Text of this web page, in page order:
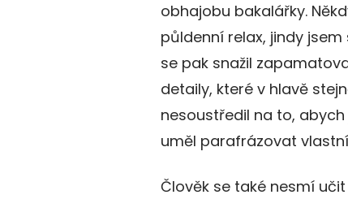
obhajobu bakalářky.
půldenní relax, jindy
se pak snažil
detaily, které v hlavě
nesoustředil na to,
uměl parafrázovat
Člověk se také nesmí